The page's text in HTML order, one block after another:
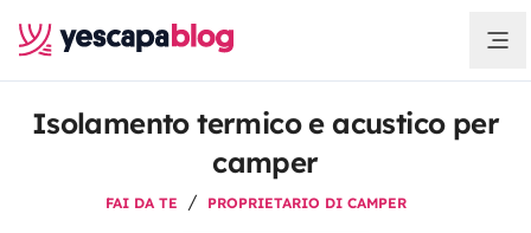
Isolamento termico e acustico per
camper
FAI DA TE PROPRIETARIO DI CAMPER